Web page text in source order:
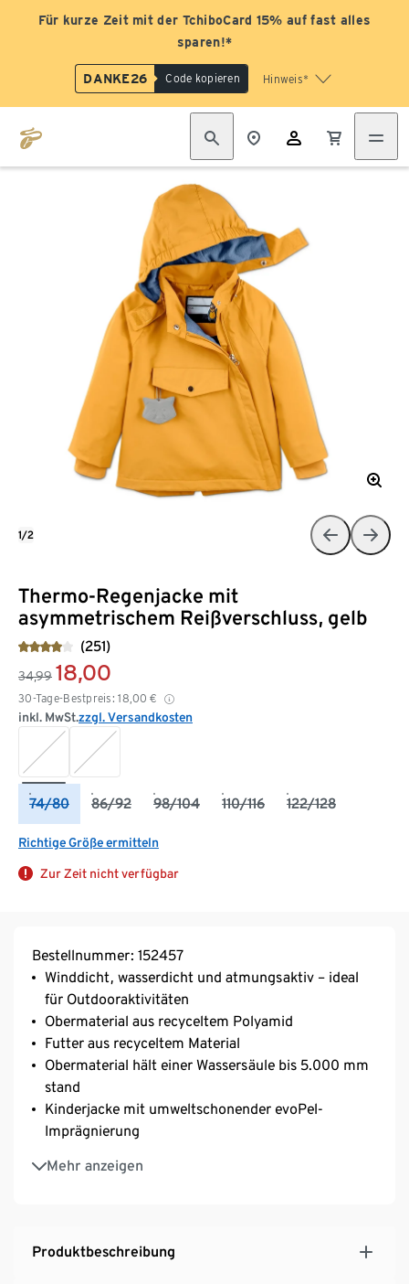
Für kurze Zeit mit der TchiboCard 15% auf fast alles
sparen!*
DANKE26 Code kopieren Hinweis*
Thermo-Regenjacke mit
asymmetrischem Reißverschluss, gelb
(251)
34,99 18,00
30-Tage-Bestpreis: 18,00 €
inkl. MwSt.zzgl. Versandkosten
74/80 86/92 98/104 110/116 122/128
Richtige Größe ermitteln
Zur Zeit nicht verfügbar
1/2
Bestellnummer: 152457
Winddicht, wasserdicht und atmungsaktiv – ideal
für Outdooraktivitäten
Obermaterial aus recyceltem Polyamid
Futter aus recyceltem Material
Obermaterial hält einer Wassersäule bis 5.000 mm
stand
Kinderjacke mit umweltschonender evoPel-
Imprägnierung
Mehr anzeigen
Weiches, wärmendes Microfleecefutter
Mit dekorativem Tiermotiv-Anhänger
Versiegelte Nähte
Produktbeschreibung